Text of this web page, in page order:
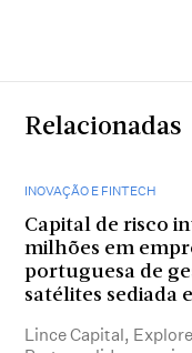
Relacionadas
INOVAÇÃO E FINTECH
Capital de risco
milhões em
portuguesa de
satélites sediada
Lince Capital,